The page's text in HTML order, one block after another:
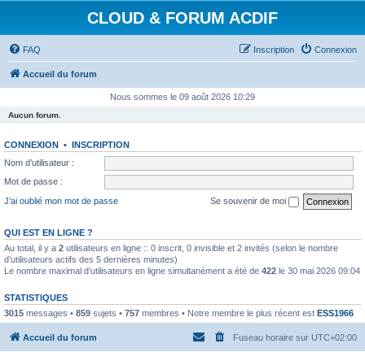
CLOUD & FORUM ACDIF
FAQ Connexion
Inscription
Accueil du forum
Nous sommes le 09 août 2026 10:29
Aucun forum.
CONNEXION • INSCRIPTION
Nom d’utilisateur :
Mot de passe :
J’ai oublié mon mot de passe
Se souvenir de moi
QUI EST EN LIGNE ?
Au total, il y a 2 utilisateurs en ligne :: 0 inscrit, 0 invisible et 2 invités (selon le nombre
d’utilisateurs actifs des 5 dernières minutes)
Le nombre maximal d’utilisateurs en ligne simultanément a été de 422 le 30 mai 2026 09:04
STATISTIQUES
3015 messages • 859 sujets • 757 membres • Notre membre le plus récent est ESS1966
Accueil du forum Fuseau horaire sur UTC+02:00